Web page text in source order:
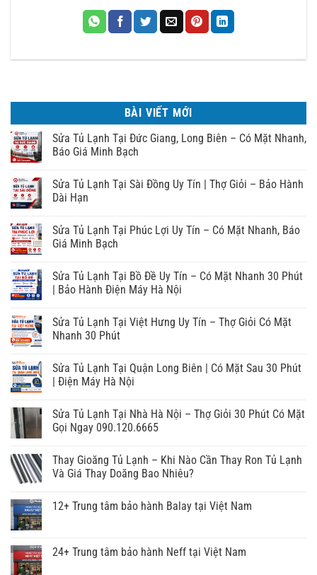
BÀI VIẾT MỚI
Sửa Tủ Lạnh Tại Đức Giang, Long Biên – Có Mặt Nhanh,
Báo Giá Minh Bạch
Sửa Tủ Lạnh Tại Sài Đồng Uy Tín | Thợ Giỏi – Bảo Hành
Dài Hạn
Sửa Tủ Lạnh Tại Phúc Lợi Uy Tín – Có Mặt Nhanh, Báo
Giá Minh Bạch
Sửa Tủ Lạnh Tại Bồ Đề Uy Tín – Có Mặt Nhanh 30 Phút
| Bảo Hành Điện Máy Hà Nội
Sửa Tủ Lạnh Tại Việt Hưng Uy Tín – Thợ Giỏi Có Mặt
Nhanh 30 Phút
Sửa Tủ Lạnh Tại Quận Long Biên | Có Mặt Sau 30 Phút
| Điện Máy Hà Nội
Sửa Tủ Lạnh Tại Nhà Hà Nội – Thợ Giỏi 30 Phút Có Mặt
Gọi Ngay 090.120.6665
Thay Gioăng Tủ Lạnh – Khi Nào Cần Thay Ron Tủ Lạnh
Và Giá Thay Doăng Bao Nhiêu?
12+ Trung tâm bảo hành Balay tại Việt Nam
24+ Trung tâm bảo hành Neff tại Việt Nam